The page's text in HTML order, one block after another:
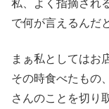
私、よく指摘され
で何が言えるんだ
まぁ私としてはお
その時食べたもの
さんのことを切り